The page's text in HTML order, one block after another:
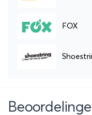
FOX